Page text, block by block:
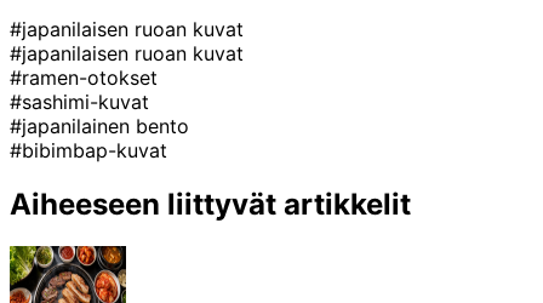
#japanilaisen ruoan kuvat
#japanilaisen ruoan kuvat
#ramen-otokset
#sashimi-kuvat
#japanilainen bento
#bibimbap-kuvat
Aiheeseen liittyvät artikkelit